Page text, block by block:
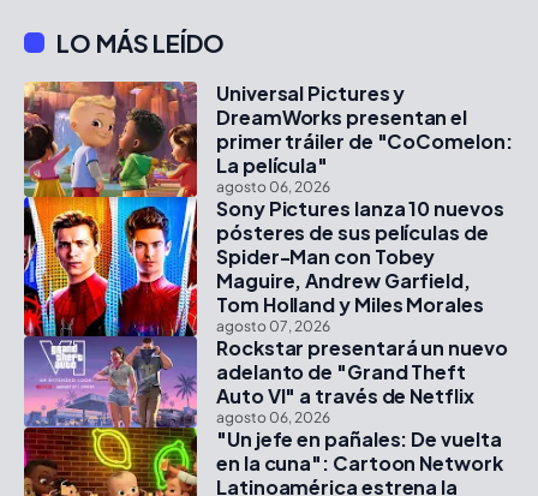
LO MÁS LEÍDO
Universal Pictures y
DreamWorks presentan el
primer tráiler de "CoComelon:
La película"
agosto 06, 2026
Sony Pictures lanza 10 nuevos
pósteres de sus películas de
Spider-Man con Tobey
Maguire, Andrew Garfield,
Tom Holland y Miles Morales
agosto 07, 2026
Rockstar presentará un nuevo
adelanto de "Grand Theft
Auto VI" a través de Netflix
agosto 06, 2026
"Un jefe en pañales: De vuelta
en la cuna": Cartoon Network
Latinoamérica estrena la